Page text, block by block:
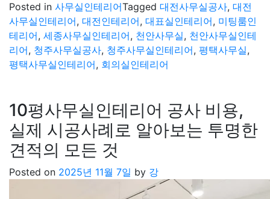
Posted in 사무실인테리어Tagged 대전사무실공사, 대전
사무실인테리어, 대전인테리어, 대표실인테리어, 미팅룸인
테리어, 세종사무실인테리어, 천안사무실, 천안사무실인테
리어, 청주사무실공사, 청주사무실인테리어, 평택사무실,
평택사무실인테리어, 회의실인테리어
10평사무실인테리어 공사 비용,
실제 시공사례로 알아보는 투명한
견적의 모든 것
Posted on 2025년 11월 7일 by 강